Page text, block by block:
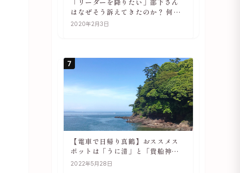
はなぜそう訴えてきたのか？ 何が
辛いのか？ あらためて考えてみる
2020年2月3日
7
【電車で日帰り真鶴】おススメス
ポットは「うに清」と「貴船神
社」
2022年5月28日